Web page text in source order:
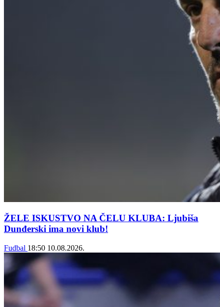
ŽELE ISKUSTVO NA ČELU KLUBA: Ljubiša
Dunđerski ima novi klub!
Fudbal 18:50 10.08.2026.